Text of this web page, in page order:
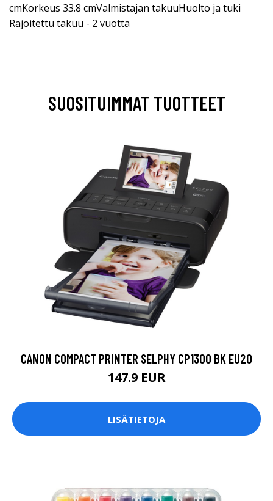
cmKorkeus 33.8 cmValmistajan takuuHuolto ja tuki
Rajoitettu takuu - 2 vuotta
SUOSITUIMMAT TUOTTEET
CANON COMPACT PRINTER SELPHY CP1300 BK EU20
147.9 EUR
LISÄTIETOJA